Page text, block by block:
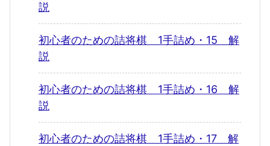
説
初心者のための詰将棋 1手詰め・15 解
説
初心者のための詰将棋 1手詰め・16 解
説
初心者のための詰将棋 1手詰め・17 解